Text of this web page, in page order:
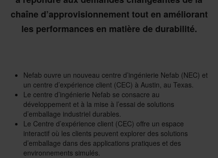
chaîne d’approvisionnement tout en améliorant
les performances en matière de durabilité.
Nefab ouvre un nouveau centre d’ingénierie Nefab (NEC) et
un centre d’expérience client (CEC) à Austin, au Texas.
Le centre d’ingénierie Nefab se consacre au
développement et à la mise à l’essai de solutions
d’emballage industriel durables.
Le Centre d’expérience client (CEC) offre un espace
interactif où les clients peuvent explorer des solutions
d’emballage dans des applications pratiques et des
environnements simulés.